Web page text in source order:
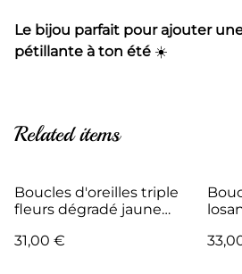
Le bijou parfait pour ajouter
pétillante à ton été ☀️
Related items
Boucles d'oreilles triple
fleurs dégradé jaune
Frutti
31,00 €